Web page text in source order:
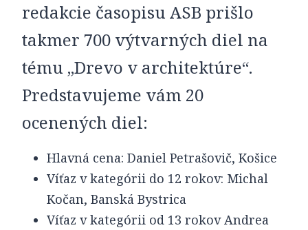
redakcie časopisu ASB prišlo
takmer 700 výtvarných diel na
tému „Drevo v architektúre“.
Predstavujeme vám 20
ocenených diel:
Hlavná cena: Daniel Petrašovič, Košice
Víťaz v kategórii do 12 rokov: Michal
Kočan, Banská Bystrica
Víťaz v kategórii od 13 rokov Andrea